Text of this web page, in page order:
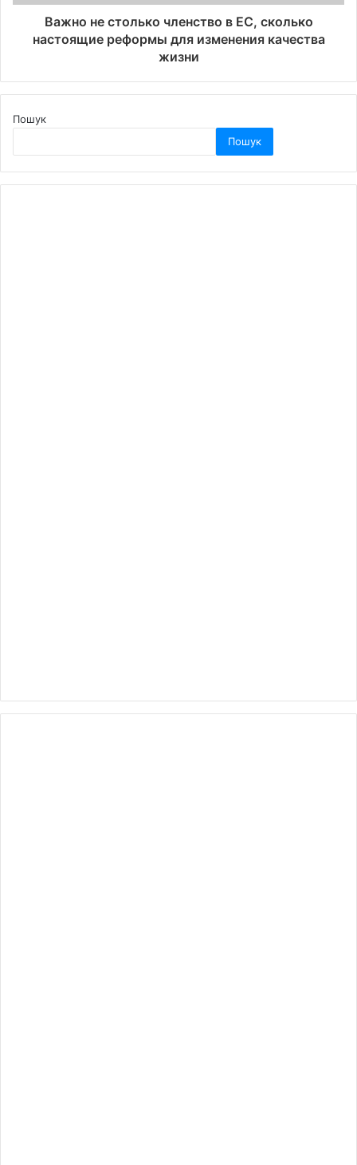
Важно не столько членство в ЕС, сколько
настоящие реформы для изменения качества
жизни
Пошук
Пошук